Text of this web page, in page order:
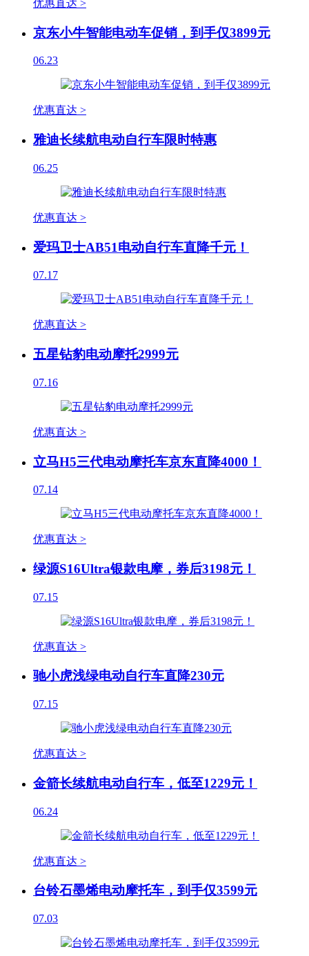
优惠直达 >
京东小牛智能电动车促销，到手仅3899元
06.23
优惠直达 >
雅迪长续航电动自行车限时特惠
06.25
优惠直达 >
爱玛卫士AB51电动自行车直降千元！
07.17
优惠直达 >
五星钻豹电动摩托2999元
07.16
优惠直达 >
立马H5三代电动摩托车京东直降4000！
07.14
优惠直达 >
绿源S16Ultra银款电摩，券后3198元！
07.15
优惠直达 >
驰小虎浅绿电动自行车直降230元
07.15
优惠直达 >
金箭长续航电动自行车，低至1229元！
06.24
优惠直达 >
台铃石墨烯电动摩托车，到手仅3599元
07.03